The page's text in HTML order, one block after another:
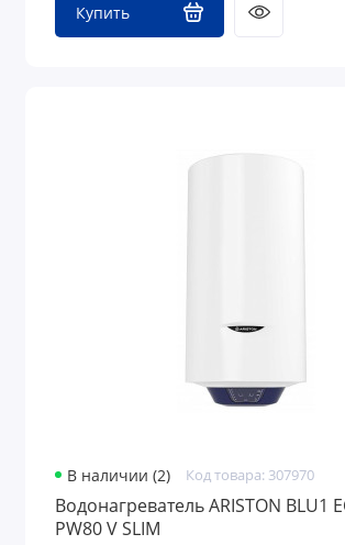
Купить
В наличии (2) Код товара: 307970
Водонагреватель ARISTON BLU1
PW80 V SLIM